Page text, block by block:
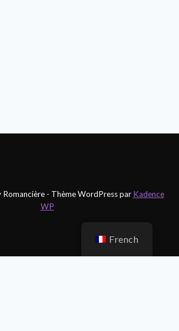
- Thème WordPress par Kadence
WP
French